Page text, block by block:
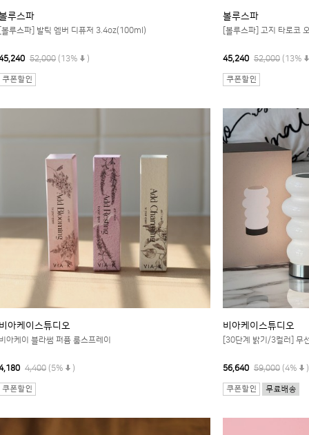
루스파
루스파] 발틱 엠버 디퓨저 3.4oz(100ml)
52,000 (13% )
볼루스파
[볼루스파] 고지 타로코
45,240 52,000 (13%
아케이스튜디오
아케이 블라썸 퍼퓸 룸스프레이
4,400 (5% )
비아케이스튜디오
[30단계 밝기/3컬러] 무
56,640 59,000 (4% )